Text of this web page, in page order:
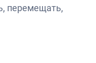
перемещать,